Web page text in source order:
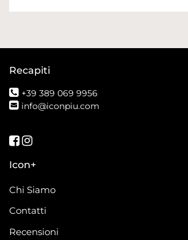
Recapiti
+39 389 069 9956
info@iconpiu.com
Seguici su Facebook
Seguici su Instagram
Icon+
Chi Siamo
Contatti
Recensioni